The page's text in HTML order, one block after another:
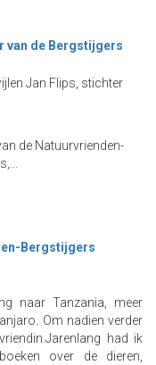
van de Bergstijgers
Jan Flips, stichter
de Natuurvrienden-
Bergstijgers
naar Tanzania, meer
Om nadien verder
had ik
over de dieren,